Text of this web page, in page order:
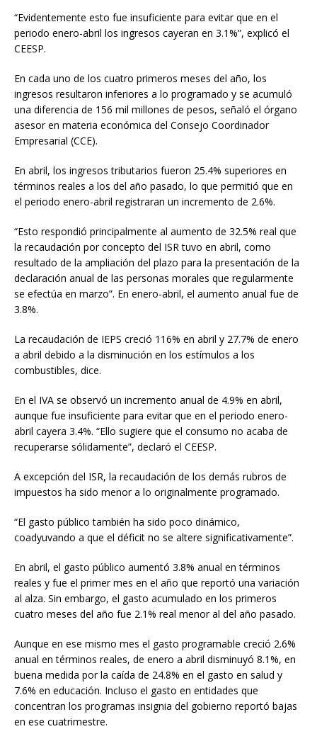
“Evidentemente esto fue insuficiente para evitar que en el
periodo enero-abril los ingresos cayeran en 3.1%”, explicó el
CEESP.
En cada uno de los cuatro primeros meses del año, los
ingresos resultaron inferiores a lo programado y se acumuló
una diferencia de 156 mil millones de pesos, señaló el órgano
asesor en materia económica del Consejo Coordinador
Empresarial (CCE).
En abril, los ingresos tributarios fueron 25.4% superiores en
términos reales a los del año pasado, lo que permitió que en
el periodo enero-abril registraran un incremento de 2.6%.
“Esto respondió principalmente al aumento de 32.5% real que
la recaudación por concepto del ISR tuvo en abril, como
resultado de la ampliación del plazo para la presentación de la
declaración anual de las personas morales que regularmente
se efectúa en marzo”. En enero-abril, el aumento anual fue de
3.8%.
La recaudación de IEPS creció 116% en abril y 27.7% de enero
a abril debido a la disminución en los estímulos a los
combustibles, dice.
En el IVA se observó un incremento anual de 4.9% en abril,
aunque fue insuficiente para evitar que en el periodo enero-
abril cayera 3.4%. “Ello sugiere que el consumo no acaba de
recuperarse sólidamente”, declaró el CEESP.
A excepción del ISR, la recaudación de los demás rubros de
impuestos ha sido menor a lo originalmente programado.
“El gasto público también ha sido poco dinámico,
coadyuvando a que el déficit no se altere significativamente”.
En abril, el gasto público aumentó 3.8% anual en términos
reales y fue el primer mes en el año que reportó una variación
al alza. Sin embargo, el gasto acumulado en los primeros
cuatro meses del año fue 2.1% real menor al del año pasado.
Aunque en ese mismo mes el gasto programable creció 2.6%
anual en términos reales, de enero a abril disminuyó 8.1%, en
buena medida por la caída de 24.8% en el gasto en salud y
7.6% en educación. Incluso el gasto en entidades que
concentran los programas insignia del gobierno reportó bajas
en ese cuatrimestre.